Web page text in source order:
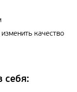
качество
себя: